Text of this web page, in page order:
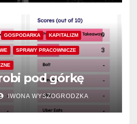
GOSPODARKA KAPITALIZM
SPRAWY PRACOWNICZE
pod górkę
IWONA WYSZOGRODZKA